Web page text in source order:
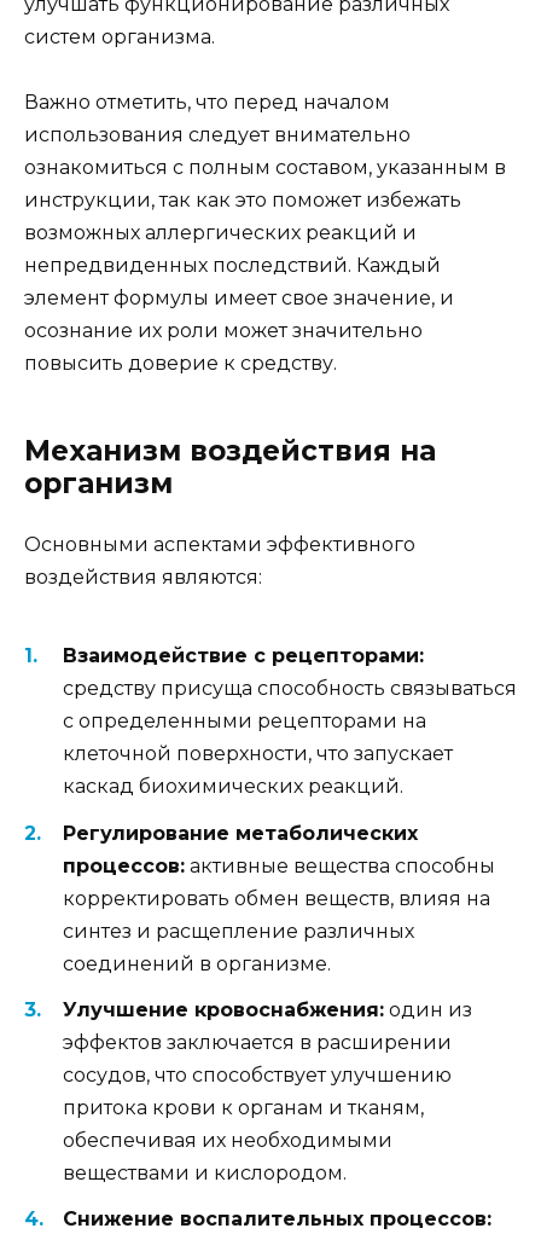
систем организма.
Важно отметить, что перед началом
использования следует внимательно
ознакомиться с полным составом, указанным в
инструкции, так как это поможет избежать
возможных аллергических реакций и
непредвиденных последствий. Каждый
элемент формулы имеет свое значение, и
осознание их роли может значительно
повысить доверие к средству.
Механизм воздействия на
организм
Основными аспектами эффективного
воздействия являются:
Взаимодействие с рецепторами:
средству присуща способность связываться
с определенными рецепторами на
клеточной поверхности, что запускает
каскад биохимических реакций.
Регулирование метаболических
процессов: активные вещества способны
корректировать обмен веществ, влияя на
синтез и расщепление различных
соединений в организме.
Улучшение кровоснабжения: один из
эффектов заключается в расширении
сосудов, что способствует улучшению
притока крови к органам и тканям,
обеспечивая их необходимыми
веществами и кислородом.
Снижение воспалительных процессов: